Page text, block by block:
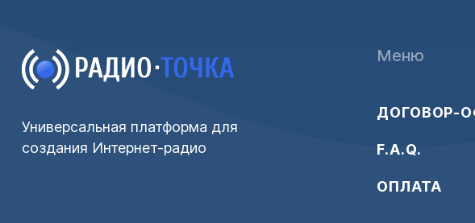
Меню
ДОГОВОР-
F.A.Q.
ОПЛАТА
Универсальная платформа для
создания Интернет-радио